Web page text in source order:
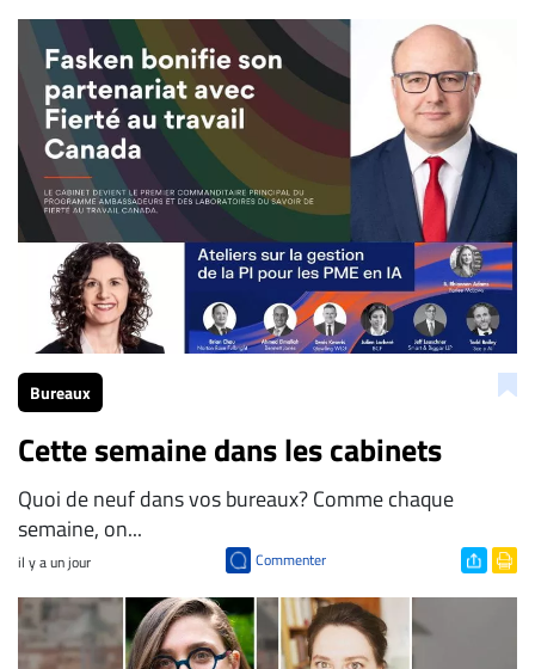
Bureaux
Cette semaine dans les cabinets
Quoi de neuf dans vos bureaux? Comme chaque
semaine, on...
il y a un jour Commenter